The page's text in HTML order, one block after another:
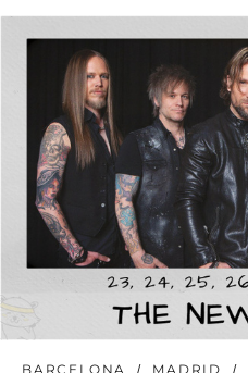
BARCELONA MADRID